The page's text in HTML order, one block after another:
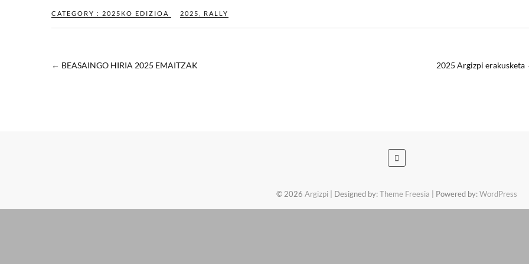
CATEGORY : 2025KO EDIZIOA 2025 RALLY
← BEASAINGO HIRIA 2025 EMAITZAK 2025 Argizpi erakusketa
© 2026 Argizpi | Designed by:Theme Freesia | Powered by:WordPress